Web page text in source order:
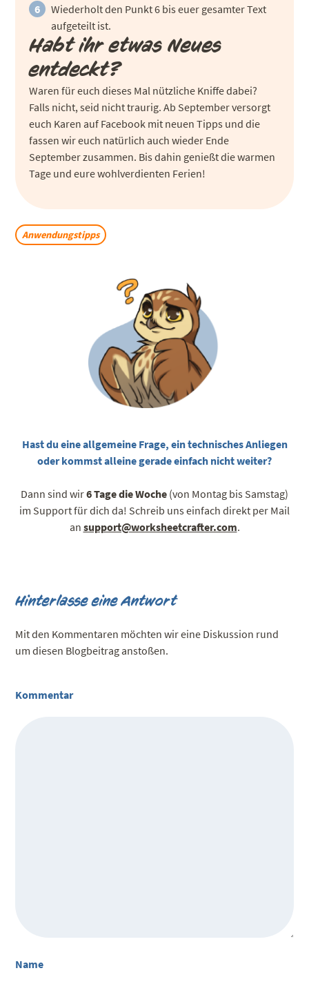
Wiederholt den Punkt 6 bis euer gesamter Text
aufgeteilt ist.
Habt ihr etwas Neues
entdeckt?
Waren für euch dieses Mal nützliche Kniffe dabei?
Falls nicht, seid nicht traurig. Ab September versorgt
euch Karen auf Facebook mit neuen Tipps und die
fassen wir euch natürlich auch wieder Ende
September zusammen. Bis dahin genießt die warmen
Tage und eure wohlverdienten Ferien!
Anwendungstipps
Hast du eine allgemeine Frage, ein technisches Anliegen
oder kommst alleine gerade einfach nicht weiter?
Dann sind wir6 Tage die Woche (von Montag bis Samstag)
im Support für dich da! Schreib uns einfach direkt per Mail
an support@worksheetcrafter.com.
Hinterlasse eine Antwort
Mit den Kommentaren möchten wir eine Diskussion rund
um diesen Blogbeitrag anstoßen.
Kommentar
Name